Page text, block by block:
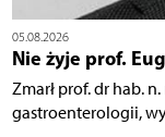
05.08.2026
Nie żyje prof.
Zmarł prof. dr hab.
gastroenterologii,